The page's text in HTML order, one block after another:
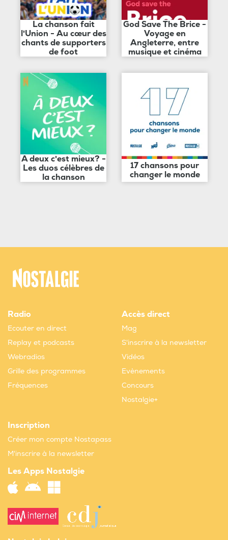
La chanson fait
l'Union - Au cœur des
chants de supporters
de foot
God Save The Brice -
Voyage en
Angleterre, entre
musique et cinéma
A deux c'est mieux? -
Les duos célèbres de
la chanson
17 chansons pour
changer le monde
Radio
Ecouter en direct
Replay et podcasts
Webradios
Grille des programmes
Fréquences
Accès direct
Mag
S'inscrire à la newsletter
Vidéos
Evènements
Concours
Nostalgie+
Inscription
Créer mon compte Nostapass
M'inscrire à la newsletter
Les Apps Nostalgie